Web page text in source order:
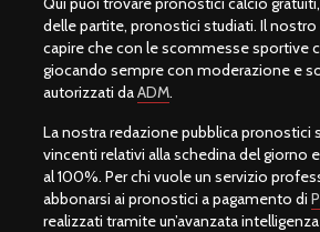
delle partite, pronostici studiati. Il
capire che con le scommesse sportive
giocando sempre con moderazione e
autorizzati daADM.
La nostra redazione pubblica pronostici
vincenti relativi alla schedina del giorno
al 100%. Per chi vuole un servizio
abbonarsi ai pronostici a pagamento di
realizzati tramite un’avanzata